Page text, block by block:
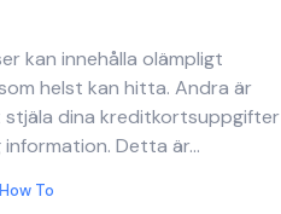
kan innehålla olämpligt
helst kan hitta. Andra är
dina kreditkortsuppgifter
Detta är...
How To